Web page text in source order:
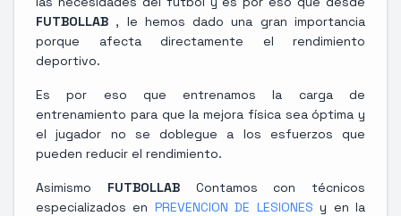
FUTBOLLAB , le hemos dado una gran importancia
porque afecta directamente el rendimiento
deportivo.
Es por eso que entrenamos la carga de
entrenamiento para que la mejora física sea óptima y
el jugador no se doblegue a los esfuerzos que
pueden reducir el rendimiento.
Asimismo FUTBOLLABContamos con técnicos
especializados en PREVENCION DE LESIONES y en la